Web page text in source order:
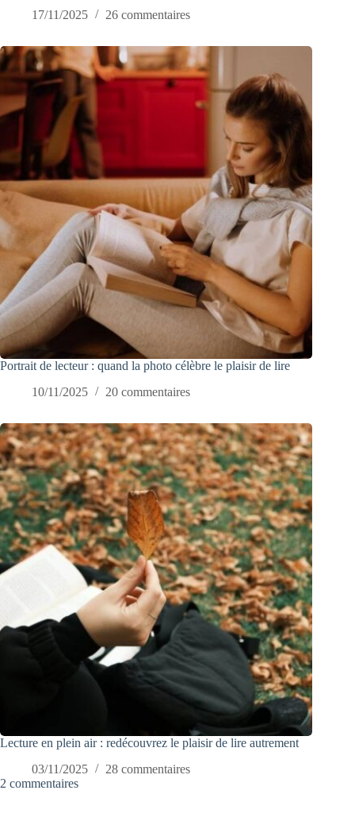
17/11/2025
26 commentaires
Portrait de lecteur : quand la photo célèbre le plaisir de lire
10/11/2025
20 commentaires
Lecture en plein air : redécouvrez le plaisir de lire autrement
03/11/2025
28 commentaires
2 commentaires